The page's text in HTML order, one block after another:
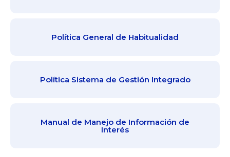
Política General de Habitualidad
Política Sistema de Gestión Integrado
Manual de Manejo de Información de
Interés